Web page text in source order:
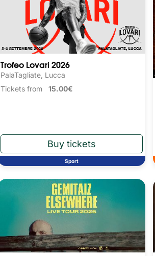
Trofeo Lovari 2026
PalaTagliate, Lucca
Tickets from 15.00€
Sport